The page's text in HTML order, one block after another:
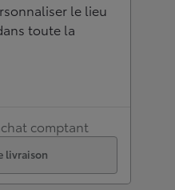
le lieu
toute la
comptant
livraison